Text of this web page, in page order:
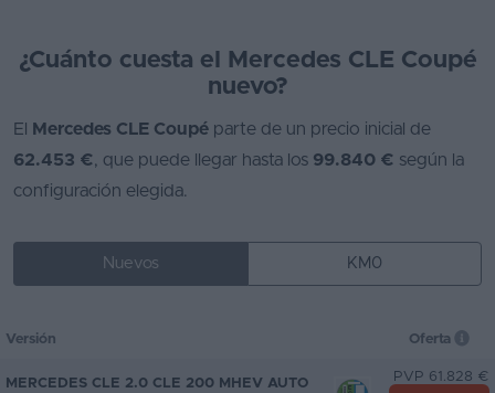
¿Cuánto cuesta el Mercedes CLE Coupé
nuevo?
El Mercedes CLE Coupé parte de un precio inicial de
62.453 €, que puede llegar hasta los 99.840 € según la
configuración elegida.
Nuevos KM0
Versión Oferta
MERCEDES CLE 2.0 CLE 200 MHEV AUTO
PVP 61.828 €